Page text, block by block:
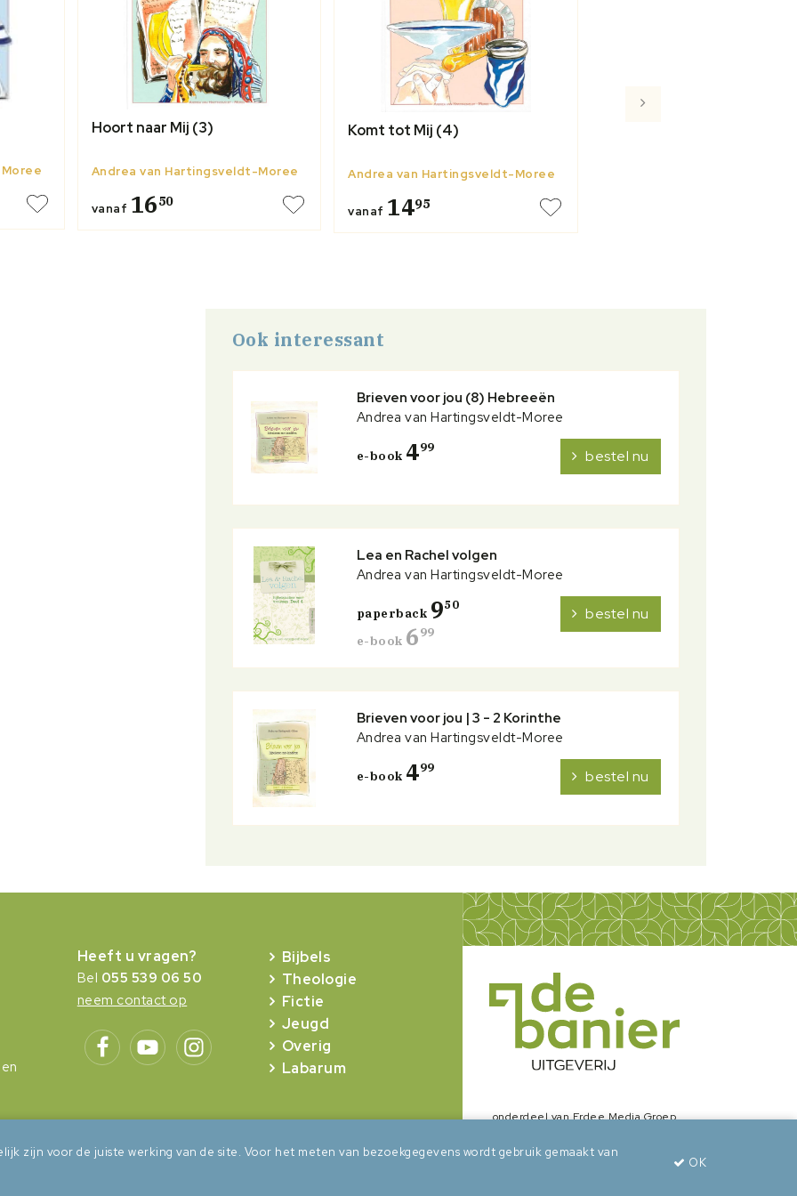
Hoort naar Mij (3)
Andrea van Hartingsveldt-Moree
vanaf 1650
Komt tot Mij (4)
Andrea van Hartingsveldt-Moree
vanaf 1495
Ook interessant
Brieven voor jou (8) Hebreeën
Andrea van Hartingsveldt-Moree
e-book 499 bestel nu
Lea en Rachel volgen
Andrea van Hartingsveldt-Moree
paperback 950
e-book 699
bestel nu
Brieven voor jou | 3 - 2 Korinthe
Andrea van Hartingsveldt-Moree
e-book 499 bestel nu
Heeft u vragen?
Bel 055 539 06 50
neem contact op
Bijbels
Theologie
Fictie
Jeugd
Overig
Labarum
onderdeel van Erdee Media Groep
zijn voor de juiste werking van de site. Voor het meten van bezoekgegevens wordt gebruik gemaakt van
OK